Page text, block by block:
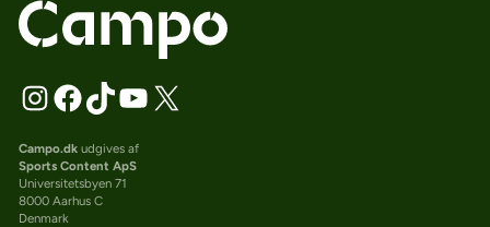
Campo.dkudgives af
Sports Content ApS
Universitetsbyen 71
8000 Aarhus C
Denmark